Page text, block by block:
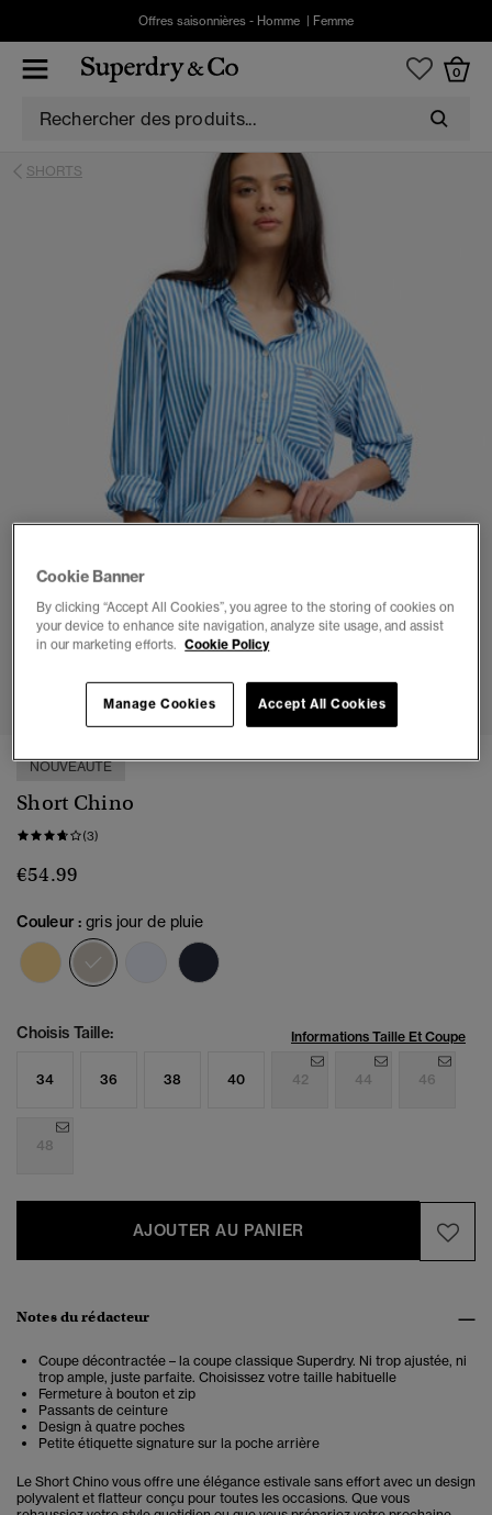
Offres saisonnières - Homme Femme
0
SHORTS
NOUVEAUTÉ
Short Chino
(3)
€54.99
Couleur :gris jour de pluie
sélectionné
Choisis Taille: Informations Taille Et Coupe
34 36 38 40 42 44 46
48
AJOUTER AU PANIER
Notes du rédacteur
Coupe décontractée – la coupe classique Superdry. Ni trop ajustée, ni
trop ample, juste parfaite. Choisissez votre taille habituelle
Fermeture à bouton et zip
Passants de ceinture
Design à quatre poches
Petite étiquette signature sur la poche arrière
Le Short Chino vous offre une élégance estivale sans effort avec un design
polyvalent et flatteur conçu pour toutes les occasions. Que vous
Cookie Banner
By clicking “Accept All Cookies”, you agree to the storing of cookies on
your device to enhance site navigation, analyze site usage, and assist
in our marketing efforts. Cookie Policy
Accept All Cookies
Manage Cookies